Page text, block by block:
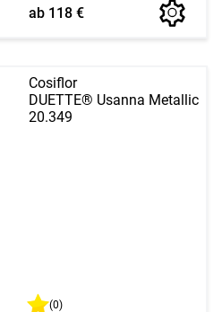
ab 118 €
Cosiflor
DUETTE® Usanna Metallic
20.349
(0)